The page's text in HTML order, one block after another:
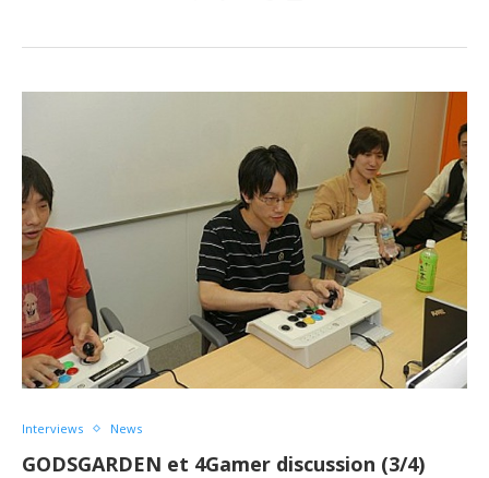
Interviews News
GODSGARDEN et 4Gamer discussion (3/4)